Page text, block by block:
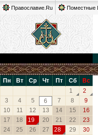
Православие.Ru Поместные
Пн Вт Ср Чт Пт Сб
Вс
1
2
3
4 5 6 7 8
9
10
11 12 13 14 15
16
17
18 19 20 21 22
23
24
25 26 27 28 29
30